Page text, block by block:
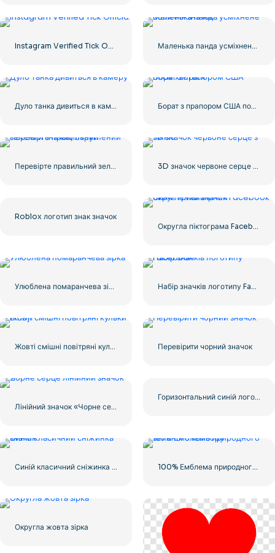
Борат з прапором США посміхається
Roblox логотип знак значок
Перевірити чорний значок
Горизонтальний синій логотип Facebook
Округла жовта зірка